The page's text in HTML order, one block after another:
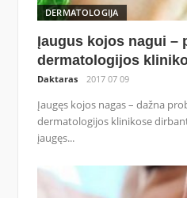
DERMATOLOGIJA
Įaugus kojos nagui –
dermatologijos
Daktaras 2017 07 09
Įaugęs kojos nagas – dažna
dermatologijos klinikose
įaugęs...